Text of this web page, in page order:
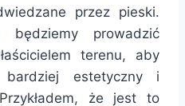
przez pieski.
prowadzić
terenu, aby
estetyczny i
że jest to